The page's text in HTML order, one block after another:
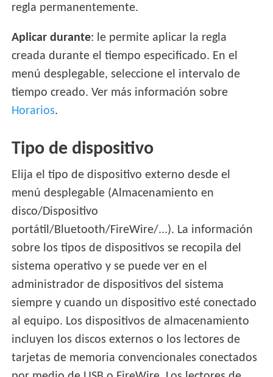
regla permanentemente.
Aplicar durante: le permite aplicar la regla
creada durante el tiempo especificado. En el
menú desplegable, seleccione el intervalo de
tiempo creado. Ver más información sobre
Horarios.
Tipo de dispositivo
Elija el tipo de dispositivo externo desde el
menú desplegable (Almacenamiento en
disco/Dispositivo
portátil/Bluetooth/FireWire/...). La información
sobre los tipos de dispositivos se recopila del
sistema operativo y se puede ver en el
administrador de dispositivos del sistema
siempre y cuando un dispositivo esté conectado
al equipo. Los dispositivos de almacenamiento
incluyen los discos externos o los lectores de
tarjetas de memoria convencionales conectados